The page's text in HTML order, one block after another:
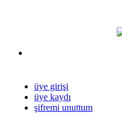
üye girişi
üye kaydı
şifremi unuttum